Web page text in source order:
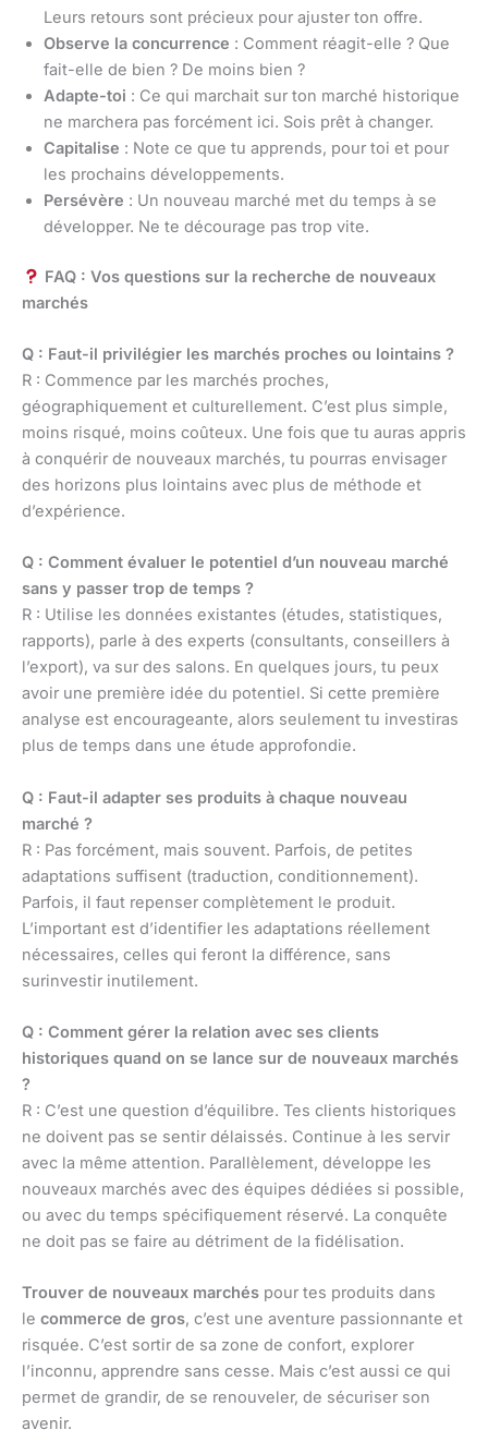
Leurs retours sont précieux pour ajuster ton offre.
Observe la concurrence : Comment réagit-elle ? Que
fait-elle de bien ? De moins bien ?
Adapte-toi : Ce qui marchait sur ton marché historique
ne marchera pas forcément ici. Sois prêt à changer.
Capitalise : Note ce que tu apprends, pour toi et pour
les prochains développements.
Persévère : Un nouveau marché met du temps à se
développer. Ne te décourage pas trop vite.
FAQ : Vos questions sur la recherche de nouveaux
marchés
Q : Faut-il privilégier les marchés proches ou lointains ?
R : Commence par les marchés proches,
géographiquement et culturellement. C’est plus simple,
moins risqué, moins coûteux. Une fois que tu auras appris
à conquérir de nouveaux marchés, tu pourras envisager
des horizons plus lointains avec plus de méthode et
d’expérience.
Q : Comment évaluer le potentiel d’un nouveau marché
sans y passer trop de temps ?
R : Utilise les données existantes (études, statistiques,
rapports), parle à des experts (consultants, conseillers à
l’export), va sur des salons. En quelques jours, tu peux
avoir une première idée du potentiel. Si cette première
analyse est encourageante, alors seulement tu investiras
plus de temps dans une étude approfondie.
Q : Faut-il adapter ses produits à chaque nouveau
marché ?
R : Pas forcément, mais souvent. Parfois, de petites
adaptations suffisent (traduction, conditionnement).
Parfois, il faut repenser complètement le produit.
L’important est d’identifier les adaptations réellement
nécessaires, celles qui feront la différence, sans
surinvestir inutilement.
Q : Comment gérer la relation avec ses clients
historiques quand on se lance sur de nouveaux marchés
?
R : C’est une question d’équilibre. Tes clients historiques
ne doivent pas se sentir délaissés. Continue à les servir
avec la même attention. Parallèlement, développe les
nouveaux marchés avec des équipes dédiées si possible,
ou avec du temps spécifiquement réservé. La conquête
ne doit pas se faire au détriment de la fidélisation.
Trouver de nouveaux marchés pour tes produits dans
le commerce de gros, c’est une aventure passionnante et
risquée. C’est sortir de sa zone de confort, explorer
l’inconnu, apprendre sans cesse. Mais c’est aussi ce qui
permet de grandir, de se renouveler, de sécuriser son
avenir.